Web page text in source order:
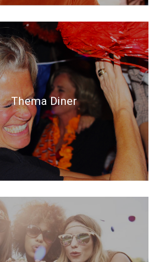
Thema Diner